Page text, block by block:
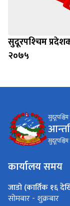
सुदूरपश्‍चिम
२०७५
कार्यालय समय
जाडो (कार्तिक १६
सोमबार - शुक्रबार